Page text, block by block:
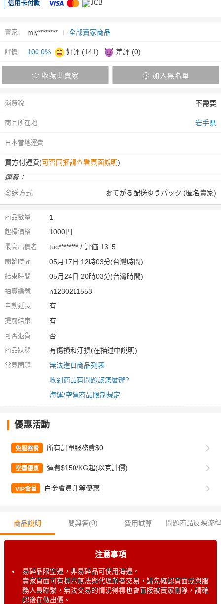
信用卡付款
賣家 miy******** 全部賣家商品
評價 100.0% 好評 (141) 差評 (0)
收藏此賣家 加入黑名單
消費稅 不需要
商品所在地 岩手県
日本當地運費
買方付運費(可否同捆請查看頁面說明)
運費：
發送方式
おてがる配送ゆうパック (匿名賣家)
商品數量 1
起標價格 1000円
最高出價者 tuc******** / 評価:1315
開始時間 05月17日 12時03分(台灣時間)
結束時間 05月24日 20時03分(台灣時間)
拍賣編號 n1230211553
自動延長 有
提前結束 有
可否退貨 否
商品狀態 有傷損和汙損(在描述中說明)
常見問題
無法進口商品列表
收到商品有問題該怎麼辦?
海運/空運商品限制規定
優惠活動
免服務費 所有訂單服務費$0
空運優惠 運費$150/KG起(以克計價)
VIP會員 白金會員升等優惠
商品說明 問與答(0) 費用試算 問題商品反映流程
注意事項
易碎品限空運，非易碎品可使用海運。
賣家頁面可有標示無法與代理業者交易，請先確認頁面或與服
務人員聯繫，無法交易的情況得標也會直接被賣家刪除，請確
認後在做出價。